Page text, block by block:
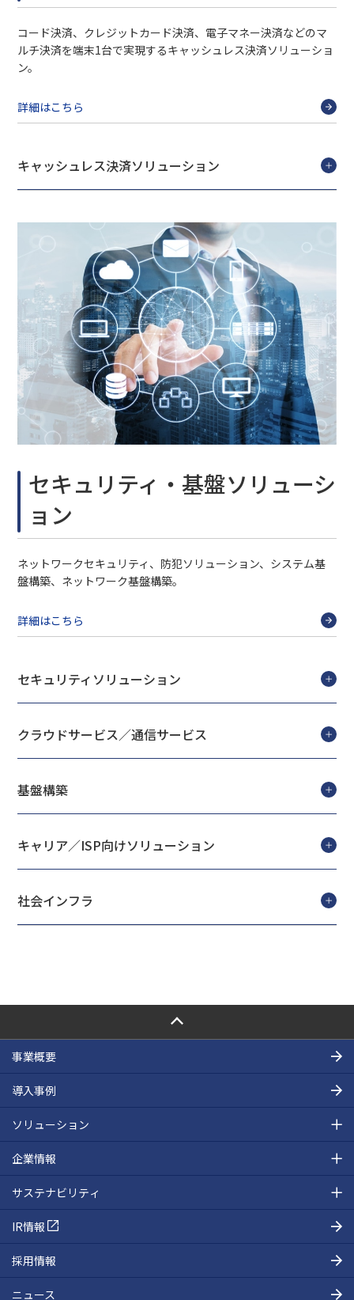
コード決済、クレジットカード決済、電子マネー決済などのマ
ルチ決済を端末1台で実現するキャッシュレス決済ソリューショ
ン。
詳細はこちら
キャッシュレス決済ソリューション
セキュリティ・基盤ソリューシ
ョン
ネットワークセキュリティ、防犯ソリューション、システム基
盤構築、ネットワーク基盤構築。
詳細はこちら
セキュリティソリューション
クラウドサービス／通信サービス
基盤構築
キャリア／ISP向けソリューション
社会インフラ
PAGE TOP
事業概要
導入事例
ソリューション
企業情報
サステナビリティ
IR情報
採用情報
ニュース